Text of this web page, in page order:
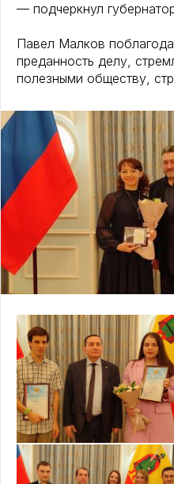
— подчеркнул
Павел Малков
преданность делу,
полезными обществу,